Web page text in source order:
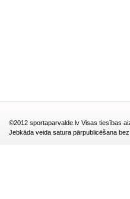
©2012 sportaparvalde.lv Visas tiesības
Jebkāda veida satura pārpublicēšana